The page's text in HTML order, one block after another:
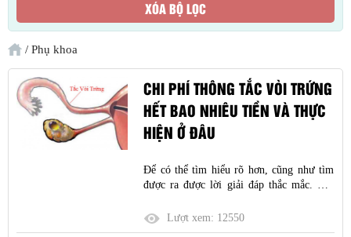
/ Phụ khoa
CHI PHÍ THÔNG TẮC VÒI TRỨNG
HẾT BAO NHIÊU TIỀN VÀ THỰC
HIỆN Ở ĐÂU
Để có thể tìm hiểu rõ hơn, cũng như tìm
được ra được lời giải đáp thắc mắc. Sau
cho bạn tất tần tật những thông tin xoay
quanh vấn đề thông tắc vòi trứng, các bạn
Lượt xem: 12550